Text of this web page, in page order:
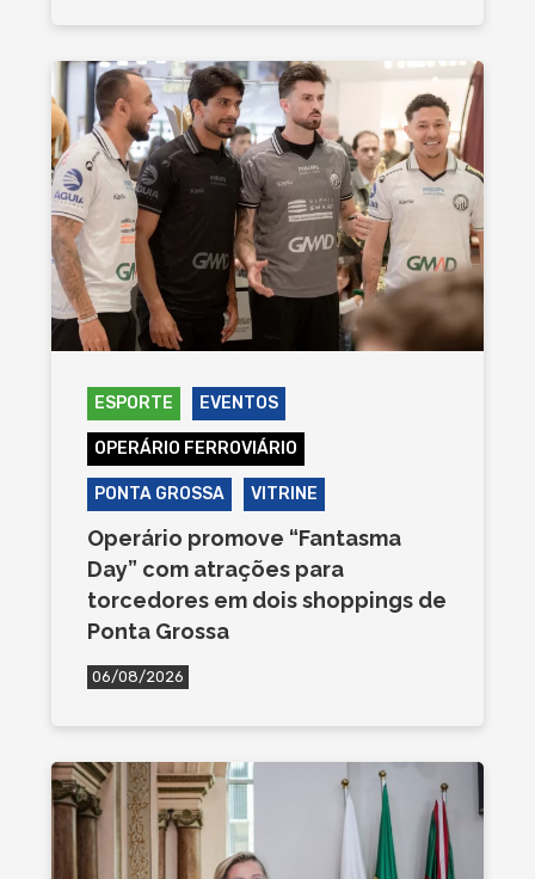
ESPORTE EVENTOS
OPERÁRIO FERROVIÁRIO
PONTA GROSSA VITRINE
Operário promove “Fantasma
Day” com atrações para
torcedores em dois shoppings de
Ponta Grossa
06/08/2026